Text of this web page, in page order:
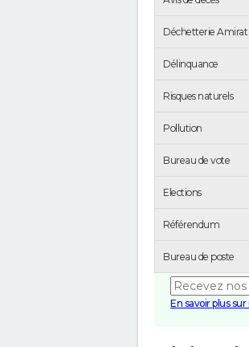
Déchetterie Amirat
Délinquance
Risques naturels
Pollution
Bureau de vote
Elections
Référendum
Bureau de poste
En savoir plus